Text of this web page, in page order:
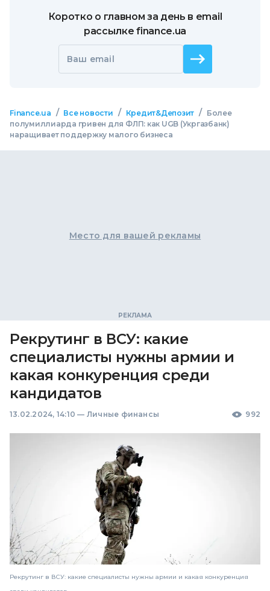
Коротко о главном за день в email
рассылке finance.ua
Ваш email
Finance.ua / Все новости / Кредит&Депозит /
Более
полумиллиарда гривен для ФЛП: как UGB (Укргазбанк)
наращивает поддержку малого бизнеса
Место для вашей рекламы
Рекрутинг в ВСУ: какие
специалисты нужны армии и
какая конкуренция среди
кандидатов
13.02.2024, 14:10 — Личные финансы 992
Рекрутинг в ВСУ: какие специалисты нужны армии и какая конкуренция